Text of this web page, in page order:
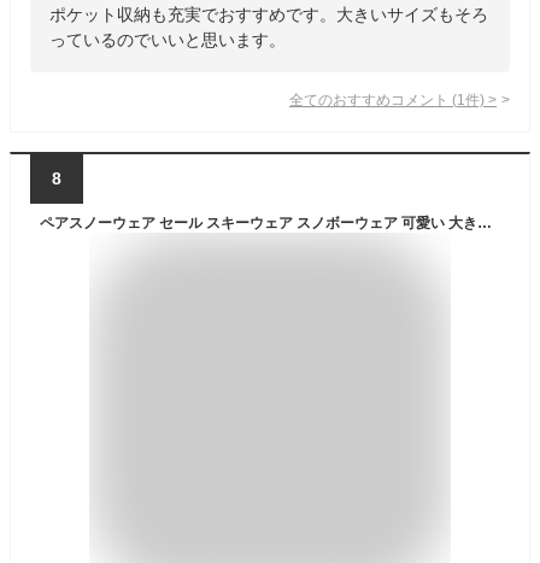
ポケット収納も充実でおすすめです。大きいサイズもそろ
っているのでいいと思います。
全てのおすすめコメント (1 件) >
8
ペアスノーウェア セール スキーウェア スノボーウェア 可愛い 大きいサイズ ジャケット パンツ レディース スノーボードウェア スノーボード スキー 暖かい スノボ ウェア 男女兼用 韓国風 上下セット メンズ ボードウェア 雪遊び 登山 激安 防寒 防水 カップル S M L LL 3L